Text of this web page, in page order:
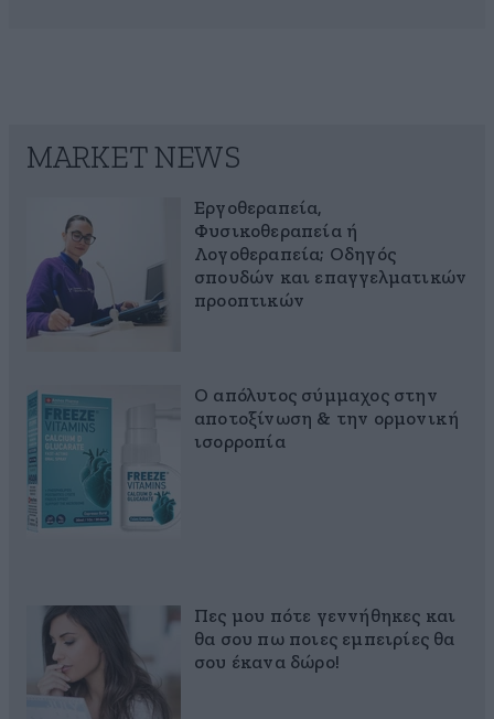
MARKET NEWS
Εργοθεραπεία,
Φυσικοθεραπεία ή
Λογοθεραπεία; Οδηγός
σπουδών και επαγγελματικών
προοπτικών
Ο απόλυτος σύμμαχος στην
αποτοξίνωση & την ορμονική
ισορροπία
Πες μου πότε γεννήθηκες και
θα σου πω ποιες εμπειρίες θα
σου έκανα δώρο!